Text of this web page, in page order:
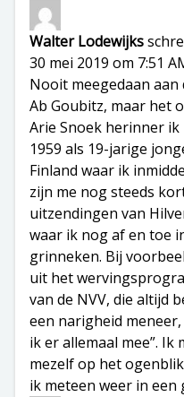
Walter Lodewijks
30 mei 2019 om 7:51
Nooit meegedaan
Ab Goubitz, maar het
Arie Snoek herinner ik
1959 als 19-jarige
Finland waar ik
zijn me nog steeds
uitzendingen van
waar ik nog af en toe
grinneken. Bij
uit het
van de NVV, die altijd
een narigheid
ik er allemaal mee”.
mezelf op het
ik meteen weer in een